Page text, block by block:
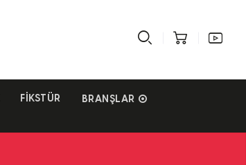
FIKSTÜR
BRANŞLAR